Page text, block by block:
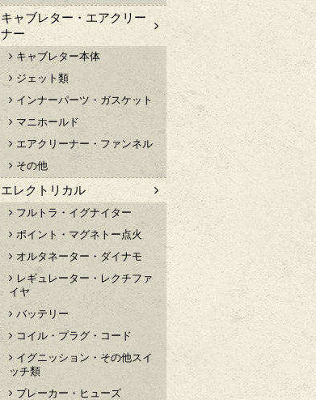
キャブレター・エアクリー
ナー
キャブレター本体
ジェット類
インナーパーツ・ガスケット
マニホールド
エアクリーナー・ファンネル
その他
エレクトリカル
フルトラ・イグナイター
ポイント・マグネトー点火
オルタネーター・ダイナモ
レギュレーター・レクチファ
イヤ
バッテリー
コイル・プラグ・コード
イグニッション・その他スイ
ッチ類
ブレーカー・ヒューズ